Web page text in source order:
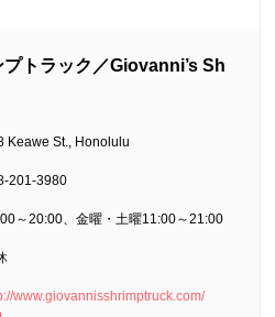
トラック／Giovanni’s Sh
Keawe St., Honolulu
201-3980
～20:00、金曜・土曜11:00～21:00
www.giovannisshrimptruck.com/